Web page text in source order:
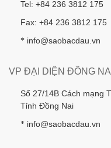
Tel: +84 236 3812 175
Fax: +84 236 3812 175
* info@saobacdau.vn
VP ĐẠI DIỆN ĐỒNG NAI
Số 27/14B Cách mạng
Tỉnh Đồng Nai
* info@saobacdau.vn